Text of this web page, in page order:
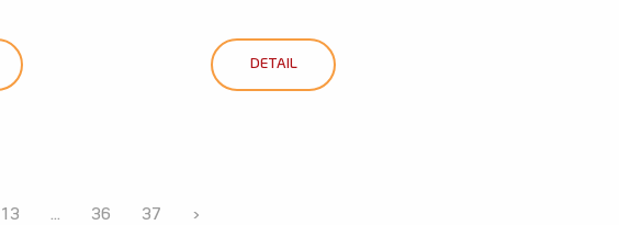
DETAIL
13 ... 36 37 ›